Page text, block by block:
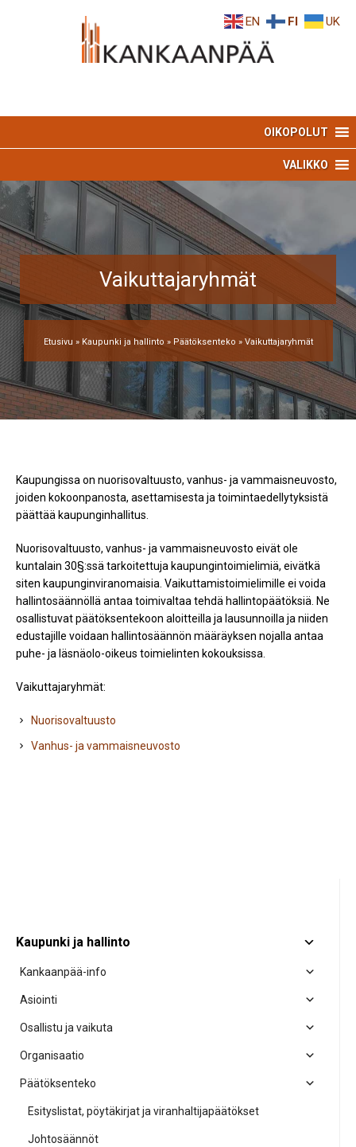
OIKOPOLUT
VALIKKO
Vaikuttajaryhmät
Etusivu » Kaupunki ja hallinto » Päätöksenteko » Vaikuttajaryhmät
Kaupungissa on nuorisovaltuusto, vanhus- ja vammaisneuvosto,
joiden kokoonpanosta, asettamisesta ja toimintaedellytyksistä
päättää kaupunginhallitus.
Nuorisovaltuusto, vanhus- ja vammaisneuvosto eivät ole
kuntalain 30§:ssä tarkoitettuja kaupungintoimielimiä, eivätkä
siten kaupunginviranomaisia. Vaikuttamistoimielimille ei voida
hallintosäännöllä antaa toimivaltaa tehdä hallintopäätöksiä. Ne
osallistuvat päätöksentekoon aloitteilla ja lausunnoilla ja niiden
edustajille voidaan hallintosäännön määräyksen nojalla antaa
puhe- ja läsnäolo-oikeus toimielinten kokouksissa.
Vaikuttajaryhmät:
Nuorisovaltuusto
Vanhus- ja vammaisneuvosto
Kaupunki ja hallinto
Kankaanpää-info
Asiointi
Osallistu ja vaikuta
Organisaatio
Päätöksenteko
Esityslistat, pöytäkirjat ja viranhaltijapäätökset
Johtosäännöt
EN FI UK